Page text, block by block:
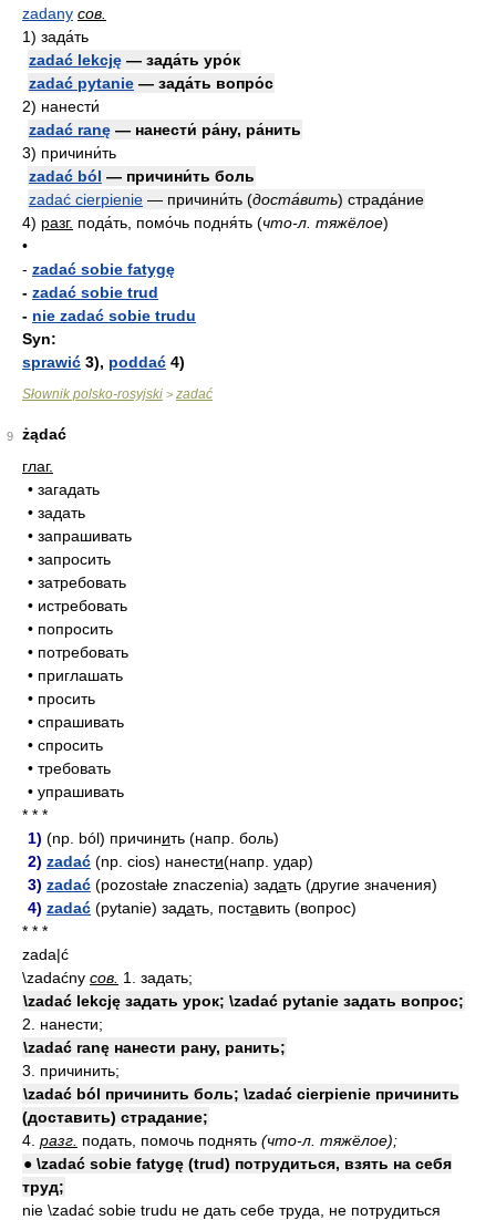
zadany сов.
1) зада́ть
zadać lekcję — зада́ть уро́к
zadać pytanie — зада́ть вопро́с
2) нанести́
zadać ranę — нанести́ ра́ну, ра́нить
3) причини́ть
zadać ból — причини́ть боль
zadać cierpienie — причини́ть (доста́вить) страда́ние
4) разг. пода́ть, помо́чь подня́ть (что-л. тяжёлое)
•
- zadać sobie fatygę
- zadać sobie trud
- nie zadać sobie trudu
Syn:
sprawić 3), poddać 4)
Słownik polsko-rosyjski > zadać
9
żądać
глаг.
• загадать
• задать
• запрашивать
• запросить
• затребовать
• истребовать
• попросить
• потребовать
• приглашать
• просить
• спрашивать
• спросить
• требовать
• упрашивать
* * *
1) (np. ból) причинить (напр. боль)
2) zadać (np. cios) нанести(напр. удар)
3) zadać (pozostałe znaczenia) задать (другие значения)
4) zadać (pytanie) задать, поставить (вопрос)
* * *
zada|ć
\zadaćny сов. 1. задать;
\zadać lekcję задать урок; \zadać pytanie задать вопрос;
2. нанести;
\zadać ranę нанести рану, ранить;
3. причинить;
\zadać ból причинить боль; \zadać cierpienie причинить
(доставить) страдание;
4. разг. подать, помочь поднять (что-л. тяжёлое);
● \zadać sobie fatygę (trud) потрудиться, взять на себя
труд;
nie \zadać sobie trudu не дать себе труда, не потрудиться